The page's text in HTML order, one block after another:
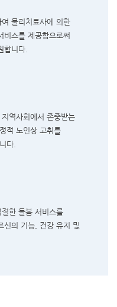
물리치료사에 의한
비스를 제공함으로써
합니다.
역사회에서 존중받는
적 노인상 고취를
다.
한 돌봄 서비스를
신의 기능, 건강 유지 및